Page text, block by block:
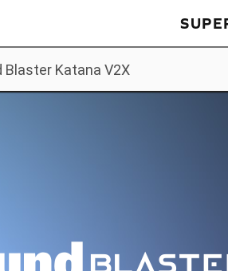
Blaster Katana V2X
部